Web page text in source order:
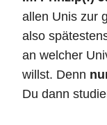
allen Unis zur
also
an welcher
willst. Denn
Du dann